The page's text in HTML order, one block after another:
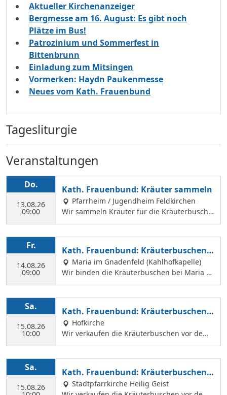
Aktueller Kirchenanzeiger
Bergmesse am 16. August: Es gibt noch
Plätze im Bus!
Patrozinium und Sommerfest in
Bittenbrunn
Einladung zum Mitsingen
Vormerken: Haydn Paukenmesse
Neues vom Kath. Frauenbund
Tagesliturgie
Veranstaltungen
Do.
13.08.26
09:00
Kath. Frauenbund: Kräuter sammeln
Pfarrheim / Jugendheim Feldkirchen
Wir sammeln Kräuter für die Kräuterbusche
n, die wir am 14. August binden und an Mar
Margit Ettig am Jugendheim Feldkirchen.
Fr.
14.08.26
09:00
Kath. Frauenbund: Kräuterbuschen b
inden
Maria im Gnadenfeld (Kahlhofkapelle)
Wir binden die Kräuterbuschen bei Maria a
m Kahlhof. Wir brauchen viele Helferinnen z
der Hl. Geist Kirche Kräuterbuschen verkauf
en können.
Sa.
15.08.26
10:00
Kath. Frauenbund: Kräuterbuschen V
erkauf
Hofkirche
Wir verkaufen die Kräuterbuschen vor dem
Festgottesdienst in der Hofkirche.
Sa.
15.08.26
Kath. Frauenbund: Kräuterbuschen V
erkauf
Stadtpfarrkirche Heilig Geist